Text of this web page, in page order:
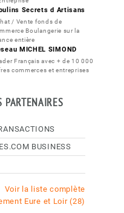
Secrets d Artisans
/ Vente fonds de
Boulangerie sur la
entière
MICHEL SIMOND
Français avec + de 10 000
commerces et entreprises
PARTENAIRES
BUSINESS
Voir la liste complète
Eure et Loir (28)